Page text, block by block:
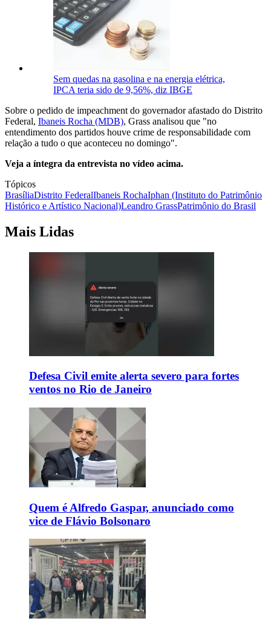
Sem quedas na gasolina e na energia elétrica,
IPCA teria sido de 9,56%, diz IBGE
Sobre o pedido de impeachment do governador afastado do Distrito
Federal, Ibaneis Rocha (MDB), Grass analisou que "no
entendimento dos partidos houve crime de responsabilidade com
relação a tudo o que aconteceu no domingo".
Veja a íntegra da entrevista no vídeo acima.
Tópicos
BrasíliaDistrito FederalIbaneis RochaIphan (Instituto do Patrimônio
Histórico e Artístico Nacional)Leandro GrassPatrimônio do Brasil
Mais Lidas
Defesa Civil emite alerta severo para fortes
ventos no Rio de Janeiro
Quem é Alfredo Gaspar, anunciado como
vice de Flávio Bolsonaro